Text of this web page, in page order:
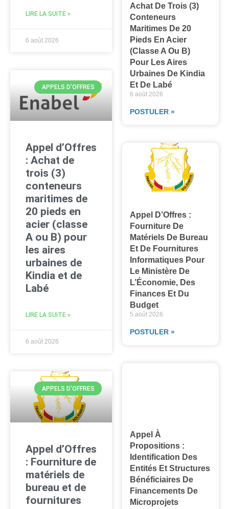
LIRE LA SUITE »
6 août 2026
APPELS D'OFFRES
Appel d’Offres
: Achat de
trois (3)
conteneurs
maritimes de
20 pieds en
acier (classe
A ou B) pour
les aires
urbaines de
Kindia et de
Labé
LIRE LA SUITE »
6 août 2026
APPELS D'OFFRES
Appel d’Offres
: Fourniture de
matériels de
bureau et de
fournitures
Achat De Trois (3)
Conteneurs
Maritimes De 20
Pieds En Acier
(classe A Ou B)
Pour Les Aires
Urbaines De Kindia
Et De Labé
6 août 2026
POSTULER »
Appel D’Offres :
Fourniture De
Matériels De Bureau
Et De Fournitures
Informatiques Pour
Le Ministère De
L’Économie, Des
Finances Et Du
Budget
5 août 2026
POSTULER »
Appel À
Propositions :
Identification Des
Entités Et Structures
Bénéficiaires De
Financements De
Microprojets